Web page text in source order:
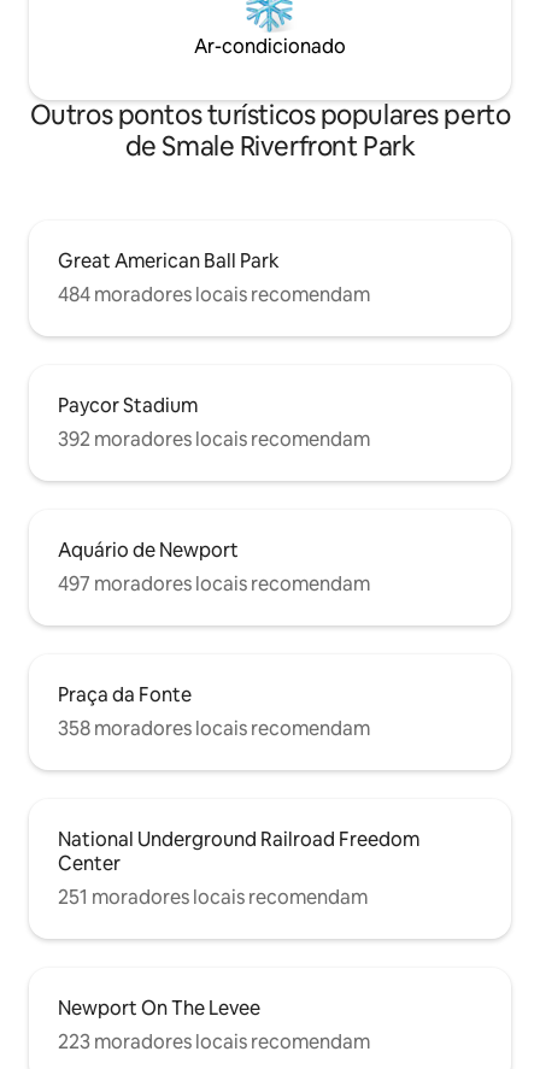
Ar-condicionado
Outros pontos turísticos populares perto
de Smale Riverfront Park
Great American Ball Park
484 moradores locais recomendam
Paycor Stadium
392 moradores locais recomendam
Aquário de Newport
497 moradores locais recomendam
Praça da Fonte
358 moradores locais recomendam
National Underground Railroad Freedom
Center
251 moradores locais recomendam
Newport On The Levee
223 moradores locais recomendam